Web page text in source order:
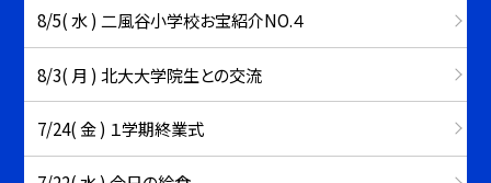
8/5( 水 ) 二風谷小学校お宝紹介NO.４
8/3( 月 ) 北大大学院生との交流
7/24( 金 ) １学期終業式